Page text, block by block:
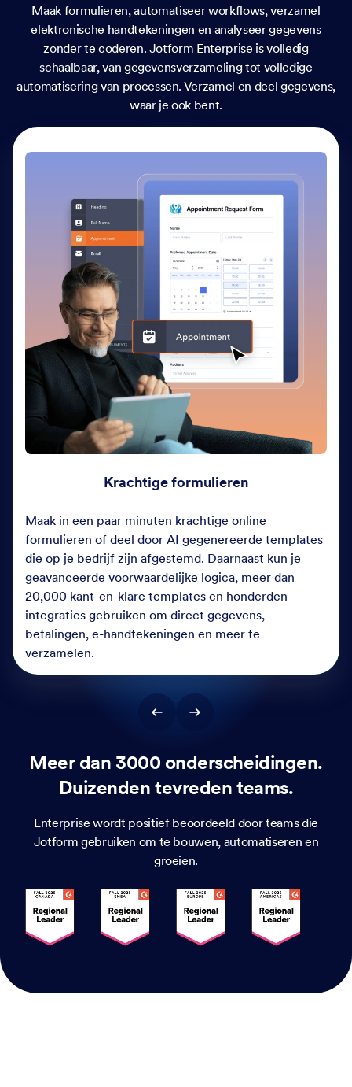
Maak formulieren, automatiseer workflows, verzamel
elektronische handtekeningen en analyseer gegevens
zonder te coderen. Jotform Enterprise is volledig
schaalbaar, van gegevensverzameling tot volledige
automatisering van processen. Verzamel en deel gegevens,
waar je ook bent.
Krachtige formulieren
Maak in een paar minuten krachtige online
formulieren of deel door AI gegenereerde templates
die op je bedrijf zijn afgestemd. Daarnaast kun je
geavanceerde voorwaardelijke logica, meer dan
20,000 kant-en-klare templates en honderden
integraties gebruiken om direct gegevens,
betalingen, e-handtekeningen en meer te
verzamelen.
Meer dan 3000 onderscheidingen.
Duizenden tevreden teams.
Enterprise wordt positief beoordeeld door teams die
Jotform gebruiken om te bouwen, automatiseren en
groeien.